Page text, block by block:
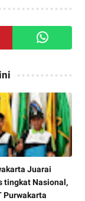
Juarai
tingkat Nasional,
Purwakarta